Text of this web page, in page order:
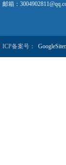
邮箱：
ICP备案号：